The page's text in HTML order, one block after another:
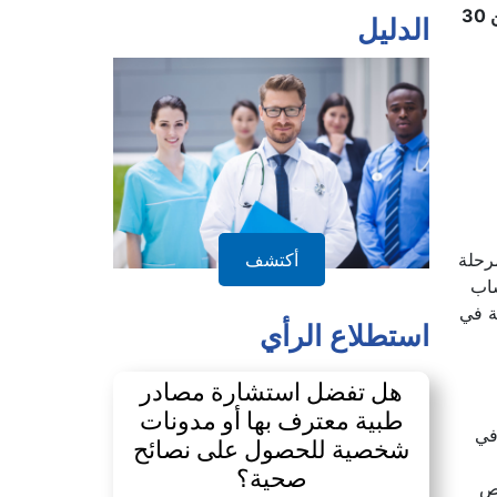
التحق صبيحة اليوم الأحد أزيد من 12 مليون تلميذ في المراحل الابتدائية والمتوسطة والثانوية إلى مقاعد الدراسة في أكثر من 30
في
في
الدليل
أكتشف
استطلاع الرأي
هل تفضل استشارة مصادر
طبية معترف بها أو مدونات
شخصية للحصول على نصائح
صحية؟